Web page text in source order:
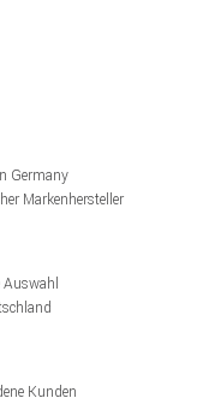
Germany
Markenhersteller
Auswahl
Kunden